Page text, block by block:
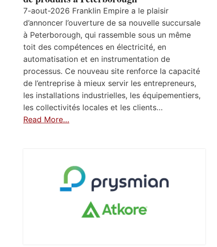
7-aout-2026 Franklin Empire a le plaisir
d’annoncer l’ouverture de sa nouvelle succursale
à Peterborough, qui rassemble sous un même
toit des compétences en électricité, en
automatisation et en instrumentation de
processus. Ce nouveau site renforce la capacité
de l’entreprise à mieux servir les entrepreneurs,
les installations industrielles, les équipementiers,
les collectivités locales et les clients…
Read More…